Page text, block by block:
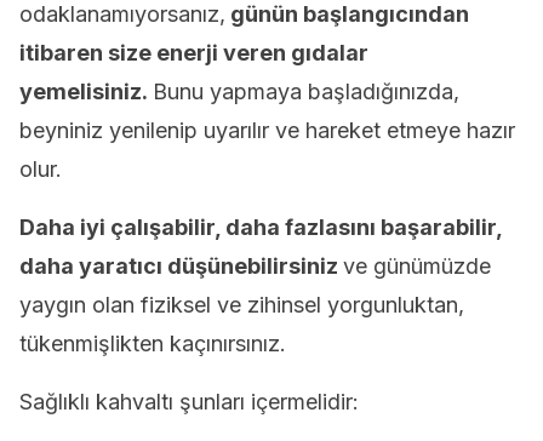
odaklanamıyorsanız, günün başlangıcından
itibaren size enerji veren gıdalar
yemelisiniz. Bunu yapmaya başladığınızda,
beyniniz yenilenip uyarılır ve hareket etmeye hazır
olur.
Daha iyi çalışabilir, daha fazlasını başarabilir,
daha yaratıcı düşünebilirsiniz ve günümüzde
yaygın olan fiziksel ve zihinsel yorgunluktan,
tükenmişlikten kaçınırsınız.
Sağlıklı kahvaltı şunları içermelidir: